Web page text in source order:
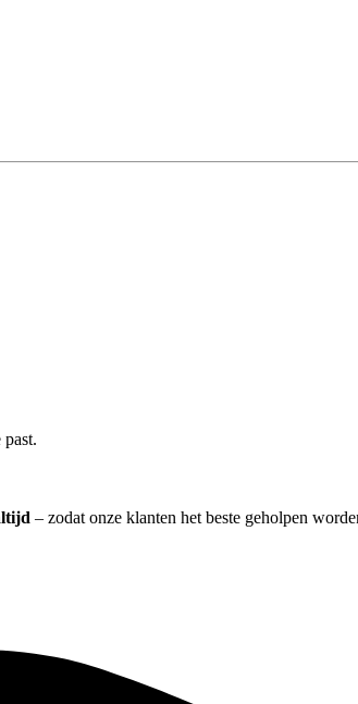
– zodat onze klanten het beste geholpen